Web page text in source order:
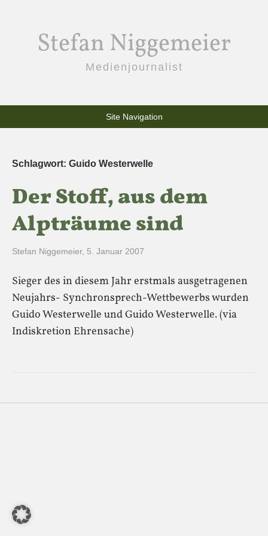
Stefan Niggemeier
Medienjournalist
Site Navigation
Schlagwort: Guido Westerwelle
Der Stoff, aus dem
Alpträume sind
Stefan Niggemeier, 5. Januar 2007
Sieger des in diesem Jahr erstmals ausgetragenen
Neujahrs- Synchronsprech-Wettbewerbs wurden
Guido Westerwelle und Guido Westerwelle. (via
Indiskretion Ehrensache)